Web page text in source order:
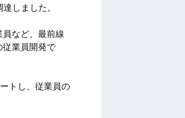
しました。
など、最前線
業員開発で
トし、従業員の